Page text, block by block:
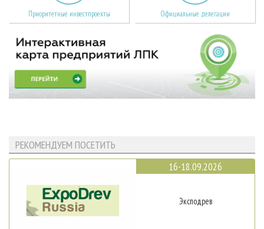
Приоритетные инвестпроекты Официальные делегации
РЕКОМЕНДУЕМ ПОСЕТИТЬ
16-18.09.2026
Эксподрев